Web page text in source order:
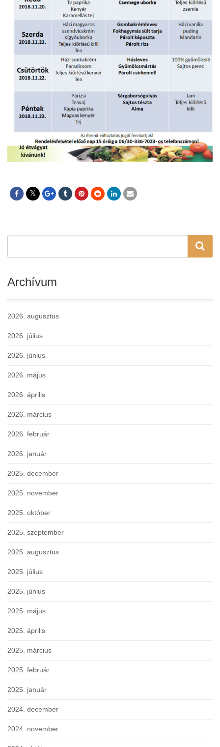
Archívum
2026. augusztus
2026. július
2026. június
2026. május
2026. április
2026. március
2026. február
2026. január
2025. december
2025. november
2025. október
2025. szeptember
2025. augusztus
2025. július
2025. június
2025. május
2025. április
2025. március
2025. február
2025. január
2024. december
2024. november